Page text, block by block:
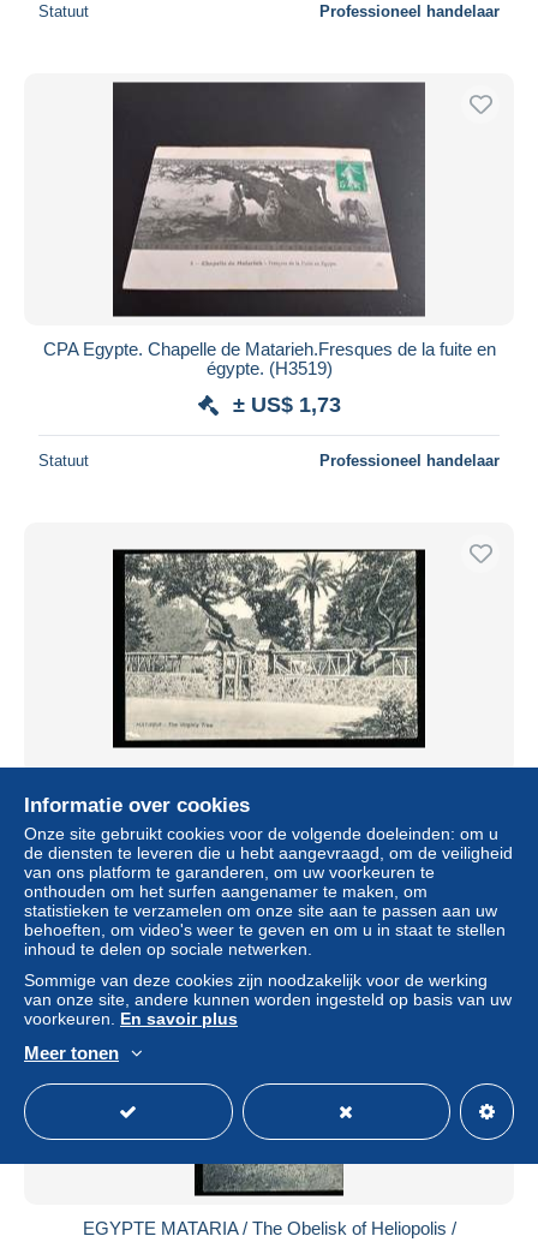
Statuut Professioneel handelaar
CPA Egypte. Chapelle de Matarieh.Fresques de la fuite en
égypte. (H3519)
± US$ 1,73
Statuut Professioneel handelaar
EGYPTE MATARIA / The Virgin's Tree /
± US$ 13,44
Statuut Particulier
EGYPTE MATARIA / The Obelisk of Heliopolis /
Informatie over cookies
Onze site gebruikt cookies voor de volgende doeleinden: om u
de diensten te leveren die u hebt aangevraagd, om de veiligheid
van ons platform te garanderen, om uw voorkeuren te
onthouden om het surfen aangenamer te maken, om
statistieken te verzamelen om onze site aan te passen aan uw
behoeften, om video's weer te geven en om u in staat te stellen
inhoud te delen op sociale netwerken.
Sommige van deze cookies zijn noodzakelijk voor de werking
van onze site, andere kunnen worden ingesteld op basis van uw
voorkeuren. En savoir plus
Meer tonen